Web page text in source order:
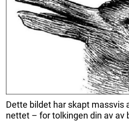
Dette bildet har skapt massvis
nettet – for tolkingen din av av